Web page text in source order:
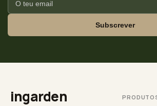
Subscrever
ingarden